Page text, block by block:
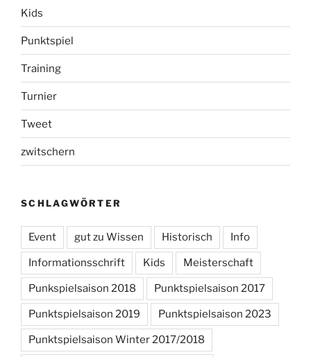
Kids
Punktspiel
Training
Turnier
Tweet
zwitschern
SCHLAGWÖRTER
Event gut zu Wissen Historisch Info
Informationsschrift Kids Meisterschaft
Punkspielsaison 2018 Punktspielsaison 2017
Punktspielsaison 2019 Punktspielsaison 2023
Punktspielsaison Winter 2017/2018